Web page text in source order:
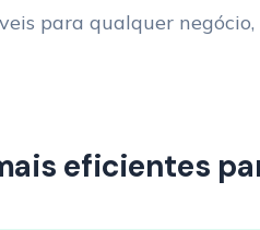
para qualquer negócio,
eficientes